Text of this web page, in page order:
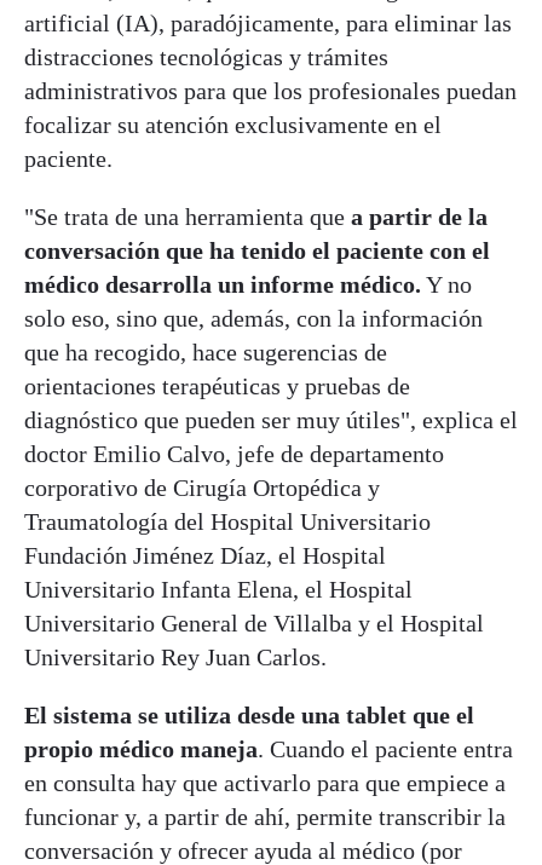
artificial (IA), paradójicamente, para eliminar las
distracciones tecnológicas y trámites
administrativos para que los profesionales puedan
focalizar su atención exclusivamente en el
paciente.
"Se trata de una herramienta que a partir de la
conversación que ha tenido el paciente con el
médico desarrolla un informe médico. Y no
solo eso, sino que, además, con la información
que ha recogido, hace sugerencias de
orientaciones terapéuticas y pruebas de
diagnóstico que pueden ser muy útiles", explica el
doctor Emilio Calvo, jefe de departamento
corporativo de Cirugía Ortopédica y
Traumatología del Hospital Universitario
Fundación Jiménez Díaz, el Hospital
Universitario Infanta Elena, el Hospital
Universitario General de Villalba y el Hospital
Universitario Rey Juan Carlos.
El sistema se utiliza desde una tablet que el
propio médico maneja. Cuando el paciente entra
en consulta hay que activarlo para que empiece a
funcionar y, a partir de ahí, permite transcribir la
conversación y ofrecer ayuda al médico (por